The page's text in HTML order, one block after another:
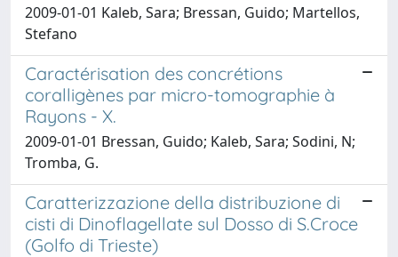
2009-01-01 Kaleb, Sara; Bressan, Guido; Martellos,
Stefano
Caractérisation des concrétions
coralligènes par micro-tomographie à
Rayons - X.
2009-01-01 Bressan, Guido; Kaleb, Sara; Sodini, N;
Tromba, G.
Caratterizzazione della distribuzione di
cisti di Dinoflagellate sul Dosso di S.Croce
(Golfo di Trieste)